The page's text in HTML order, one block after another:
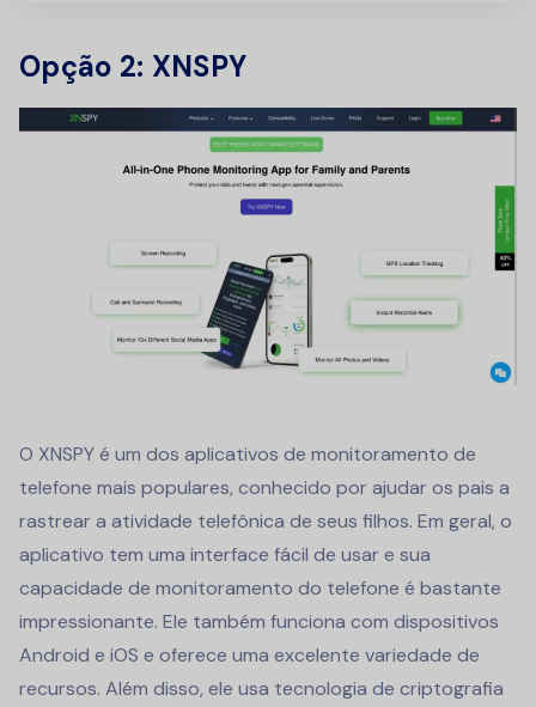
Opção 2: XNSPY
O XNSPY é um dos aplicativos de monitoramento de
telefone mais populares, conhecido por ajudar os pais a
rastrear a atividade telefônica de seus filhos. Em geral, o
aplicativo tem uma interface fácil de usar e sua
capacidade de monitoramento do telefone é bastante
impressionante. Ele também funciona com dispositivos
Android e iOS e oferece uma excelente variedade de
recursos. Além disso, ele usa tecnologia de criptografia